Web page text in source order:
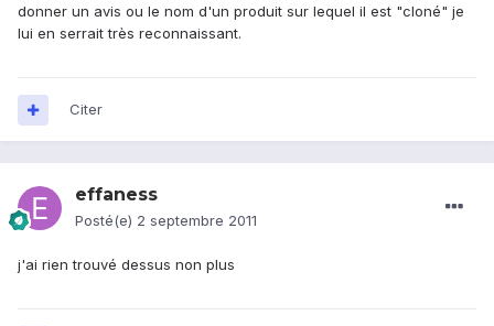
donner un avis ou le nom d'un produit sur lequel il est "cloné" je
lui en serrait très reconnaissant.
Citer
effaness
Posté(e) 2 septembre 2011
j'ai rien trouvé dessus non plus